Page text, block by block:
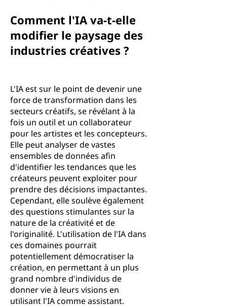
Comment l'IA va-t-elle
modifier le paysage des
industries créatives ?
L'IA est sur le point de devenir une
force de transformation dans les
secteurs créatifs, se révélant à la
fois un outil et un collaborateur
pour les artistes et les concepteurs.
Elle peut analyser de vastes
ensembles de données afin
d'identifier les tendances que les
créateurs peuvent exploiter pour
prendre des décisions impactantes.
Cependant, elle soulève également
des questions stimulantes sur la
nature de la créativité et de
l'originalité. L'utilisation de l'IA dans
ces domaines pourrait
potentiellement démocratiser la
création, en permettant à un plus
grand nombre d'individus de
donner vie à leurs visions en
utilisant l'IA comme assistant.